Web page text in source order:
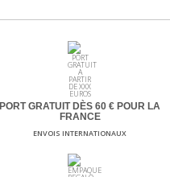
PORT GRATUIT DÈS 60 € POUR LA
FRANCE
ENVOIS INTERNATIONAUX